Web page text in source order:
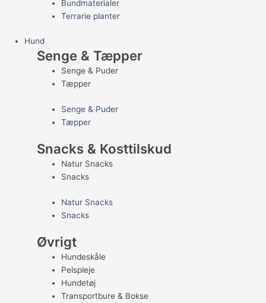
Bundmaterialer
Terrarie planter
Hund
Senge & Tæpper
Senge & Puder
Tæpper
Senge & Puder
Tæpper
Snacks & Kosttilskud
Natur Snacks
Snacks
Natur Snacks
Snacks
Øvrigt
Hundeskåle
Pelspleje
Hundetøj
Transportbure & Bokse